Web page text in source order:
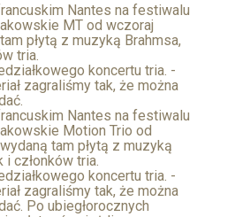
Nantes na festiwalu
MT od wczoraj
płytą z muzyką Brahmsa,
tria.
koncertu tria. -
zagraliśmy tak, że można
Nantes na festiwalu
Motion Trio od
tam płytą z muzyką
i członków tria.
koncertu tria. -
zagraliśmy tak, że można
Po ubiegłorocznych